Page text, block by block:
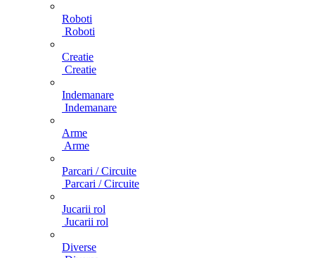
Roboti
Roboti
Creatie
Creatie
Indemanare
Indemanare
Arme
Arme
Parcari / Circuite
Parcari / Circuite
Jucarii rol
Jucarii rol
Diverse